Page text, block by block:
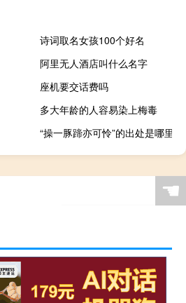
诗词取名女孩100个好名
阿里无人酒店叫什么名字
座机要交话费吗
多大年龄的人容易染上梅毒
“操一豚蹄亦可怜”的出处是哪里
☚